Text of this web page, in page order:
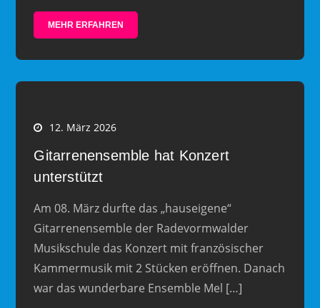
MEHR ERFAHREN
12. März 2026
Gitarrenensemble hat Konzert
unterstützt
Am 08. März durfte das „hauseigene“
Gitarrenensemble der Radevormwalder
Musikschule das Konzert mit französischer
Kammermusik mit 2 Stücken eröffnen. Danach
war das wunderbare Ensemble Mel […]